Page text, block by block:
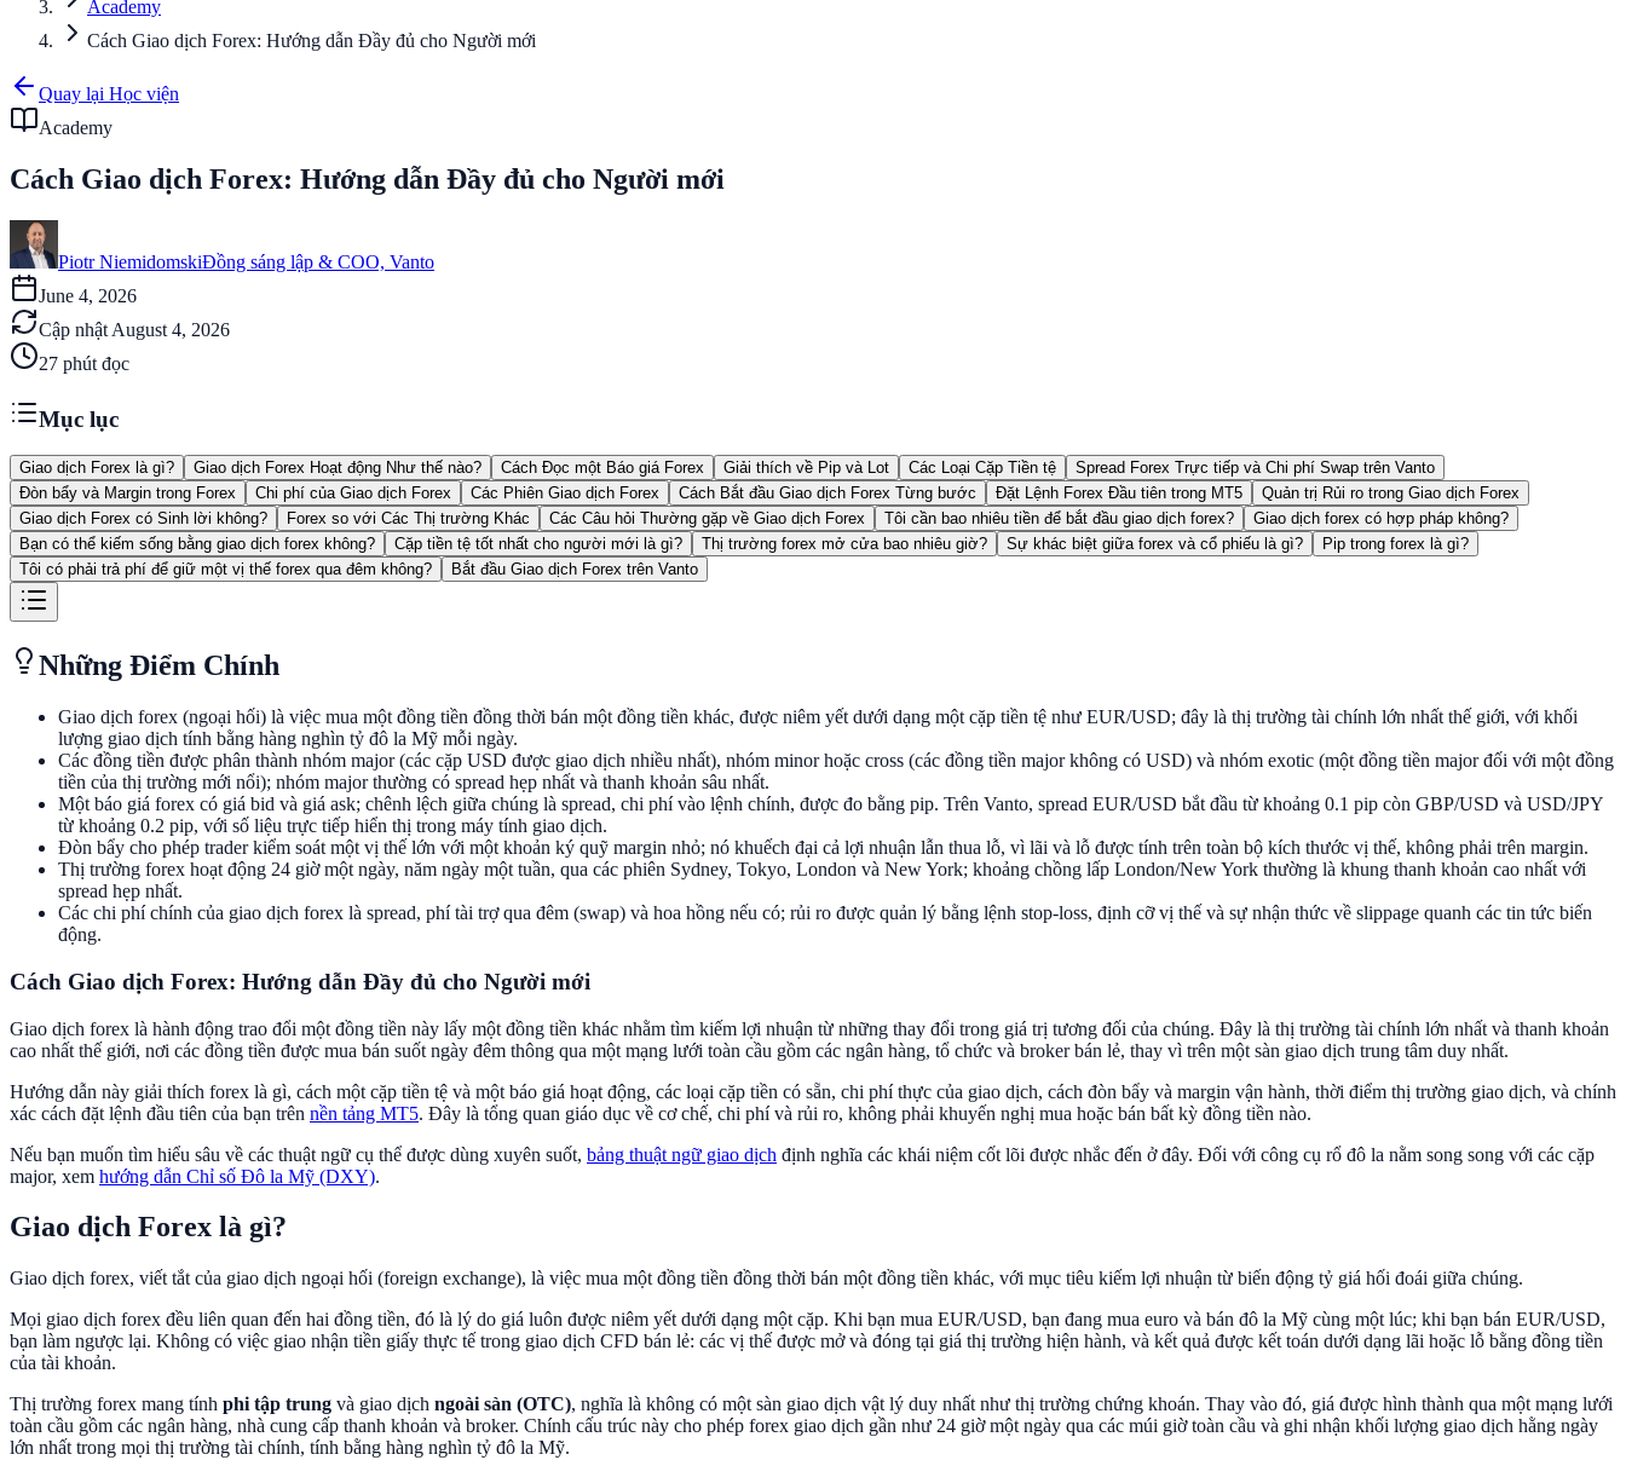
Academy
Cách Giao dịch Forex: Hướng dẫn Đầy đủ cho Người mới
Quay lại Học viện
Academy
Cách Giao dịch Forex: Hướng dẫn Đầy đủ cho Người mới
Piotr NiemidomskiĐồng sáng lập & COO, Vanto
June 4, 2026
Cập nhật August 4, 2026
27 phút đọc
Mục lục
Giao dịch Forex là gì? Giao dịch Forex Hoạt động Như thế nào? Cách Đọc một Báo giá Forex Giải thích về Pip và Lot Các Loại Cặp Tiền tệ
Spread Forex Trực tiếp và Chi phí Swap trên Vanto
Đòn bẩy và Margin trong Forex
Chi phí của Giao dịch Forex Các Phiên Giao dịch Forex Cách Bắt đầu Giao dịch Forex Từng bước Đặt Lệnh Forex Đầu tiên trong MT5
Quản trị Rủi ro trong Giao dịch Forex
Giao dịch Forex có Sinh lời không?
Forex so với Các Thị trường Khác Các Câu hỏi Thường gặp về Giao dịch Forex Tôi cần bao nhiêu tiền để bắt đầu giao dịch forex?
Giao dịch forex có hợp pháp không?
Bạn có thể kiếm sống bằng giao dịch forex không?
Cặp tiền tệ tốt nhất cho người mới là gì? Thị trường forex mở cửa bao nhiêu giờ? Sự khác biệt giữa forex và cổ phiếu là gì?
Pip trong forex là gì?
Tôi có phải trả phí để giữ một vị thế forex qua đêm không?
Bắt đầu Giao dịch Forex trên Vanto
Những Điểm Chính
Giao dịch forex (ngoại hối) là việc mua một đồng tiền đồng thời bán một đồng tiền khác, được niêm yết dưới dạng một cặp tiền tệ như EUR/USD; đây là thị trường tài chính lớn nhất thế giới, với khối
lượng giao dịch tính bằng hàng nghìn tỷ đô la Mỹ mỗi ngày.
Các đồng tiền được phân thành nhóm major (các cặp USD được giao dịch nhiều nhất), nhóm minor hoặc cross (các đồng tiền major không có USD) và nhóm exotic (một đồng tiền major đối với một đồng
tiền của thị trường mới nổi); nhóm major thường có spread hẹp nhất và thanh khoản sâu nhất.
Một báo giá forex có giá bid và giá ask; chênh lệch giữa chúng là spread, chi phí vào lệnh chính, được đo bằng pip. Trên Vanto, spread EUR/USD bắt đầu từ khoảng 0.1 pip còn GBP/USD và USD/JPY
từ khoảng 0.2 pip, với số liệu trực tiếp hiển thị trong máy tính giao dịch.
Đòn bẩy cho phép trader kiểm soát một vị thế lớn với một khoản ký quỹ margin nhỏ; nó khuếch đại cả lợi nhuận lẫn thua lỗ, vì lãi và lỗ được tính trên toàn bộ kích thước vị thế, không phải trên margin.
Thị trường forex hoạt động 24 giờ một ngày, năm ngày một tuần, qua các phiên Sydney, Tokyo, London và New York; khoảng chồng lấp London/New York thường là khung thanh khoản cao nhất với
spread hẹp nhất.
Các chi phí chính của giao dịch forex là spread, phí tài trợ qua đêm (swap) và hoa hồng nếu có; rủi ro được quản lý bằng lệnh stop-loss, định cỡ vị thế và sự nhận thức về slippage quanh các tin tức biến
động.
Cách Giao dịch Forex: Hướng dẫn Đầy đủ cho Người mới
Giao dịch forex là hành động trao đổi một đồng tiền này lấy một đồng tiền khác nhằm tìm kiếm lợi nhuận từ những thay đổi trong giá trị tương đối của chúng. Đây là thị trường tài chính lớn nhất và thanh khoản
cao nhất thế giới, nơi các đồng tiền được mua bán suốt ngày đêm thông qua một mạng lưới toàn cầu gồm các ngân hàng, tổ chức và broker bán lẻ, thay vì trên một sàn giao dịch trung tâm duy nhất.
Hướng dẫn này giải thích forex là gì, cách một cặp tiền tệ và một báo giá hoạt động, các loại cặp tiền có sẵn, chi phí thực của giao dịch, cách đòn bẩy và margin vận hành, thời điểm thị trường giao dịch, và chính
xác cách đặt lệnh đầu tiên của bạn trên nền tảng MT5. Đây là tổng quan giáo dục về cơ chế, chi phí và rủi ro, không phải khuyến nghị mua hoặc bán bất kỳ đồng tiền nào.
Nếu bạn muốn tìm hiểu sâu về các thuật ngữ cụ thể được dùng xuyên suốt, bảng thuật ngữ giao dịch định nghĩa các khái niệm cốt lõi được nhắc đến ở đây. Đối với công cụ rổ đô la nằm song song với các cặp
major, xem hướng dẫn Chỉ số Đô la Mỹ (DXY).
Giao dịch Forex là gì?
Giao dịch forex, viết tắt của giao dịch ngoại hối (foreign exchange), là việc mua một đồng tiền đồng thời bán một đồng tiền khác, với mục tiêu kiếm lợi nhuận từ biến động tỷ giá hối đoái giữa chúng.
Mọi giao dịch forex đều liên quan đến hai đồng tiền, đó là lý do giá luôn được niêm yết dưới dạng một cặp. Khi bạn mua EUR/USD, bạn đang mua euro và bán đô la Mỹ cùng một lúc; khi bạn bán EUR/USD,
bạn làm ngược lại. Không có việc giao nhận tiền giấy thực tế trong giao dịch CFD bán lẻ: các vị thế được mở và đóng tại giá thị trường hiện hành, và kết quả được kết toán dưới dạng lãi hoặc lỗ bằng đồng tiền
của tài khoản.
Thị trường forex mang tính phi tập trung và giao dịch ngoài sàn (OTC), nghĩa là không có một sàn giao dịch vật lý duy nhất như thị trường chứng khoán. Thay vào đó, giá được hình thành qua một mạng lưới
toàn cầu gồm các ngân hàng, nhà cung cấp thanh khoản và broker. Chính cấu trúc này cho phép forex giao dịch gần như 24 giờ một ngày qua các múi giờ toàn cầu và ghi nhận khối lượng giao dịch hằng ngày
lớn nhất trong mọi thị trường tài chính, tính bằng hàng nghìn tỷ đô la Mỹ.